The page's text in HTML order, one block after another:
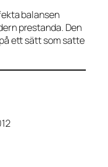
balansen
prestanda. Den
ett sätt som satte